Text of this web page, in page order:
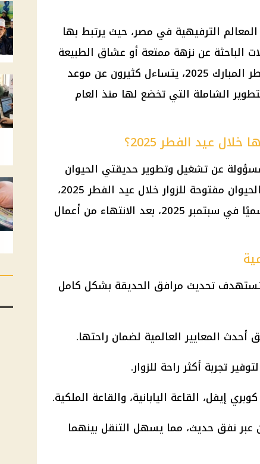
الترفيهية في مصر، حيث يرتبط بها
الباحثة عن نزهة ممتعة أو عشاق الطبيعة
2025
، يتساءل كثيرون عن موعد
الشاملة التي تخضع لها منذ العام
عيد الفطر 2025؟
عن تشغيل وتطوير حديقتي الحيوان
مفتوحة للزوار خلال عيد الفطر 2025
،
حيث من المقرر أن يتم افتتاحها رسميًا في سبتمبر 2025، بعد الانتهاء من أعمال
تحديث مرافق الحديقة بشكل كامل
المعايير العالمية لضمان راحتها.
تجربة أكثر راحة للزوار.
إيفل، القاعة اليابانية، والقاعة الملكية.
عبر نفق حديث، مما يسهل التنقل بينهما